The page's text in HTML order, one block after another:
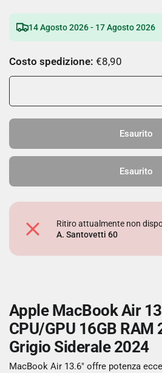
14 Agosto 2026 - 17 Agosto 2026
Costo spedizione: €8,90
Esaurito
Esaurito
Ritiro attualmente non
A. Santovetti 60
Apple MacBook Air
CPU/GPU 16GB RAM
Grigio Siderale 2024
MacBook Air 13.6" offre potenza